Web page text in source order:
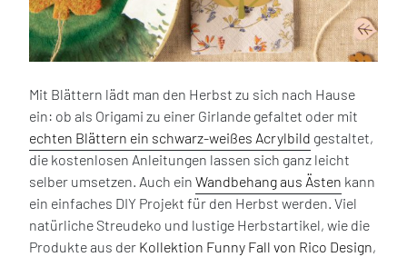
Mit Blättern lädt man den Herbst zu sich nach Hause
ein: ob als Origami zu einer Girlande gefaltet oder mit
echten Blättern ein schwarz-weißes Acrylbild gestaltet,
die kostenlosen Anleitungen lassen sich ganz leicht
selber umsetzen. Auch ein Wandbehang aus Ästen kann
ein einfaches DIY Projekt für den Herbst werden. Viel
natürliche Streudeko und lustige Herbstartikel, wie die
Produkte aus der Kollektion Funny Fall von Rico Design,